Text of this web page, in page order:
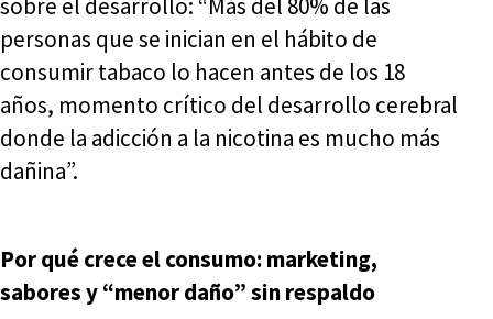
sobre el desarrollo: “Más del 80% de las
personas que se inician en el hábito de
consumir tabaco lo hacen antes de los 18
años, momento crítico del desarrollo cerebral
donde la adicción a la nicotina es mucho más
dañina”.
Por qué crece el consumo: marketing,
sabores y “menor daño” sin respaldo